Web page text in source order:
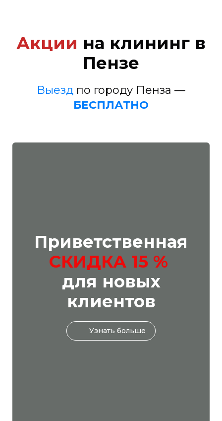
Акции на клининг в
Пензе
Выезд по городу Пенза —
БЕСПЛАТНО
Приветственная
СКИДКА 15 %
для новых
клиентов
Узнать больше